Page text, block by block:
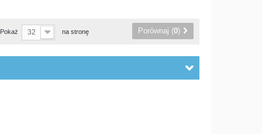
Pokaż 32 na stronę Porównaj (0)